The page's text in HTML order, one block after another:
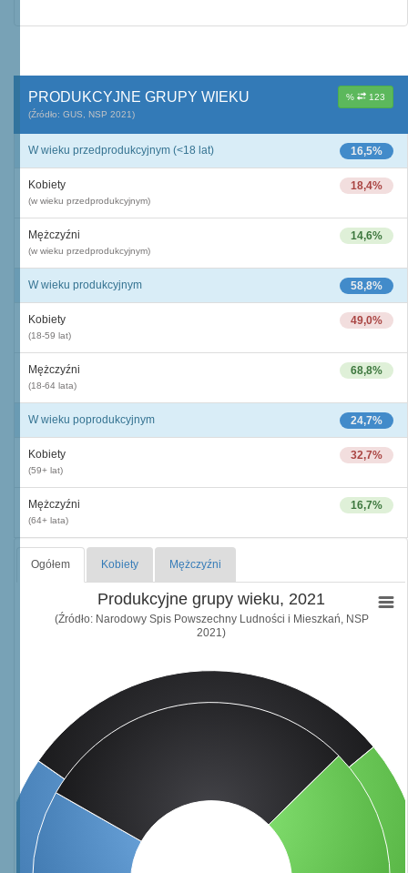
% 123
PRODUKCYJNE GRUPY WIEKU
(Źródło: GUS, NSP 2021)
16,5%
W wieku przedprodukcyjnym (<18 lat)
18,4%
Kobiety
(w wieku przedprodukcyjnym)
14,6%
Mężczyźni
(w wieku przedprodukcyjnym)
58,8%
W wieku produkcyjnym
49,0%
Kobiety
(18-59 lat)
68,8%
Mężczyźni
(18-64 lata)
24,7%
W wieku poprodukcyjnym
32,7%
Kobiety
(59+ lat)
16,7%
Mężczyźni
(64+ lata)
Ogółem Kobiety Mężczyźni
Produkcyjne grupy wieku, 2021
(Źródło: Narodowy Spis Powszechny Ludności i Mieszkań, NSP
2021)